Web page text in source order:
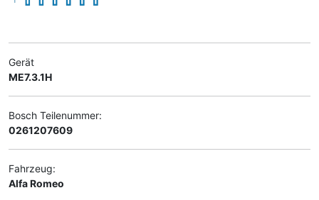
Gerät
ME7.3.1H
Bosch Teilenummer:
0261207609
Fahrzeug:
Alfa Romeo